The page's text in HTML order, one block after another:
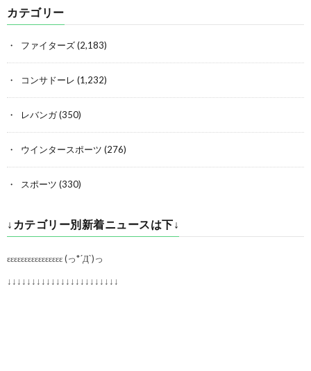
カテゴリー
ファイターズ(2,183)
コンサドーレ (1,232)
レバンガ(350)
ウインタースポーツ (276)
スポーツ (330)
↓カテゴリー別新着ニュースは下↓
εεεεεεεεεεεεεεεε (っ*´Д`)っ
↓↓↓↓↓↓↓↓↓↓↓↓↓↓↓↓↓↓↓↓↓↓↓